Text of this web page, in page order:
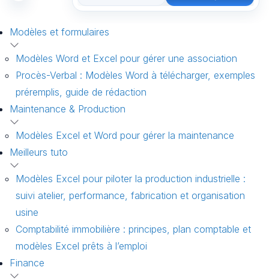
Modèles et formulaires
Modèles Word et Excel pour gérer une association
Procès-Verbal : Modèles Word à télécharger, exemples
préremplis, guide de rédaction
Maintenance & Production
Modèles Excel et Word pour gérer la maintenance
Meilleurs tuto
Modèles Excel pour piloter la production industrielle :
suivi atelier, performance, fabrication et organisation
usine
Comptabilité immobilière : principes, plan comptable et
modèles Excel prêts à l’emploi
Finance